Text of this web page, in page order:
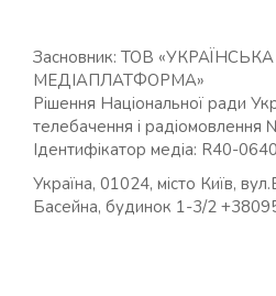
Засновник: ТОВ «УКРАЇНСЬКА
МЕДІАПЛАТФОРМА»
Рішення Національної ради
телебачення і
Ідентифікатор медіа: R40-
Україна, 01024, місто Київ,
Басейна, будинок 1-3/2